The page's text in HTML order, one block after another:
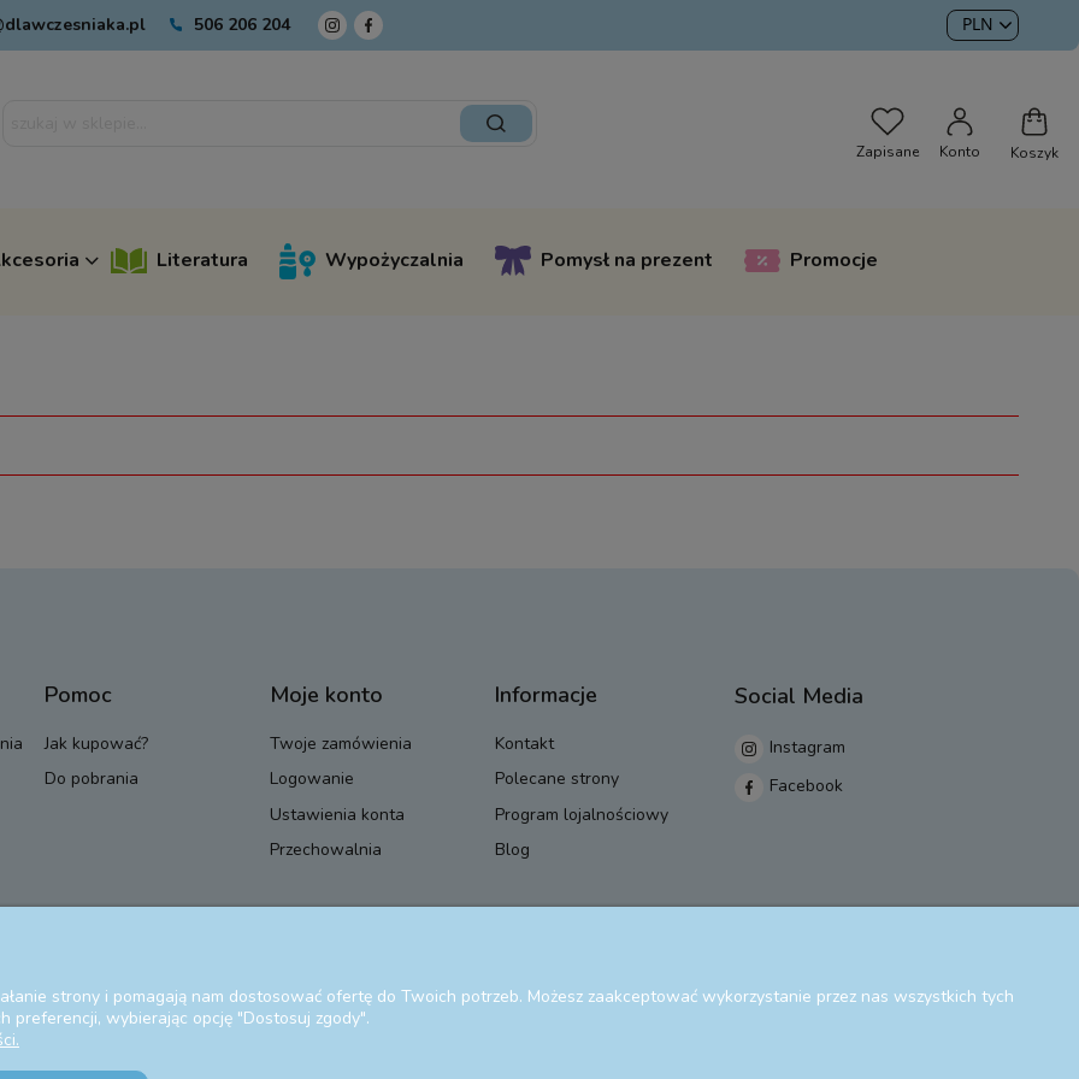
506 206 204
Literatura Wypożyczalnia Pomysł na prezent Promocje
Pomoc
Jak kupować?
Do pobrania
Moje konto
Twoje zamówienia
Logowanie
Ustawienia konta
Przechowalnia
Informacje
Kontakt
Polecane strony
Program lojalnościowy
Blog
Social Media
Instagram
Facebook
strony i pomagają nam dostosować ofertę do Twoich potrzeb. Możesz zaakceptować wykorzystanie przez nas wszystkich tych
wybierając opcję "Dostosuj zgody".